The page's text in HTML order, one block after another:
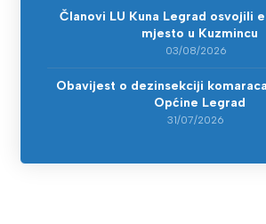
Članovi LU Kuna Legrad osvojili
mjesto u Kuzmincu
03/08/2026
Obavijest o dezinsekciji
Općine Legrad
31/07/2026